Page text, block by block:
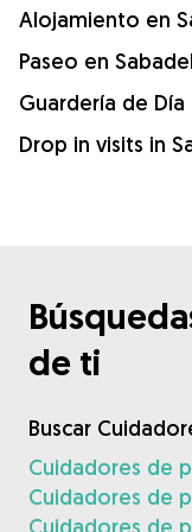
Alojamiento en
Paseo en
Guardería de Día
Drop in visits in
de ti
Buscar
Cuidadores de
Cuidadores de